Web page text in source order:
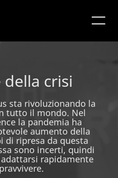
della crisi
sta rivoluzionando la
tutto il mondo. Nel
la pandemia ha
aumento della
di ripresa da questa
sono incerti, quindi
rapidamente